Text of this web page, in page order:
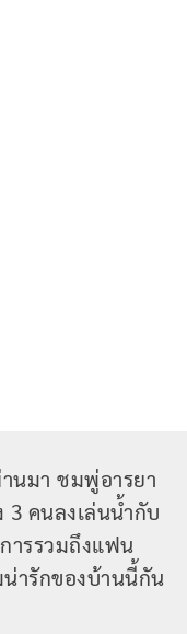
นมา ชมพู่อารยา
3 คนลงเล่นน้ำกับ
ารรวมถึงแฟน
ารักของบ้านนี้กัน